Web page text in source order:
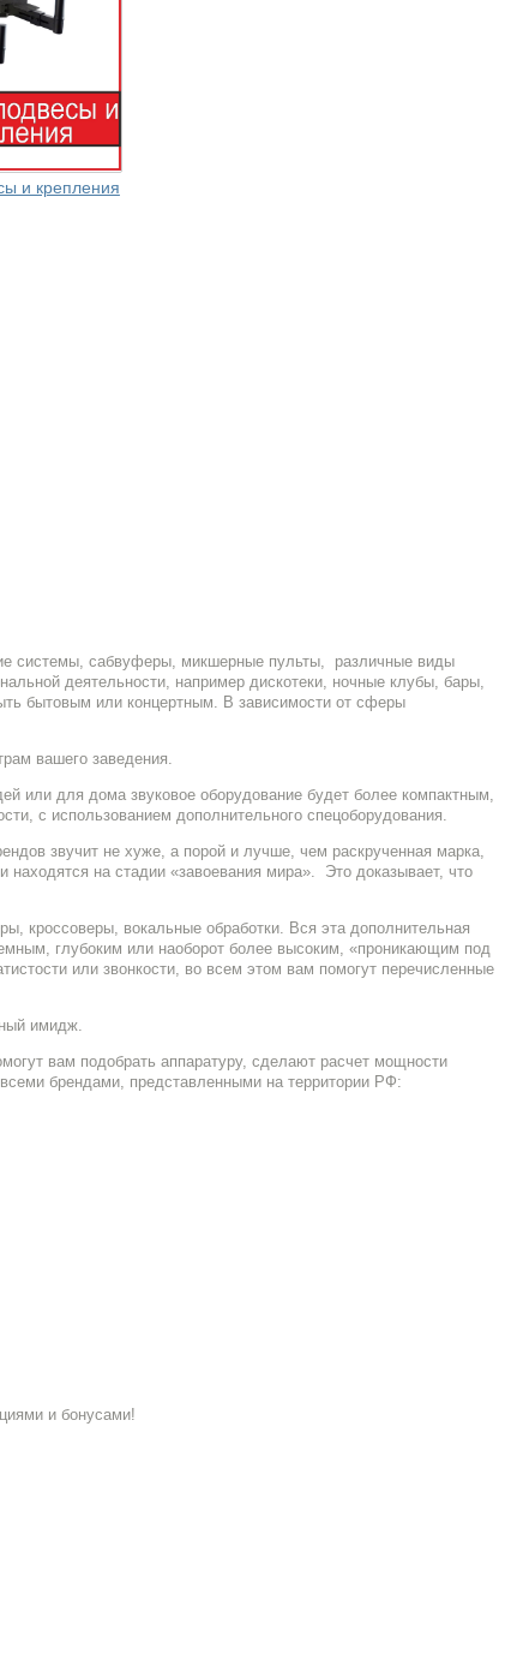
и крепления
системы, сабвуферы, микшерные пульты, различные виды
деятельности, например дискотеки, ночные клубы, бары,
бытовым или концертным. В зависимости от сферы
вашего заведения.
или для дома звуковое оборудование будет более компактным,
с использованием дополнительного спецоборудования.
звучит не хуже, а порой и лучше, чем раскрученная марка,
на стадии «завоевания мира». Это доказывает, что
кроссоверы, вокальные обработки. Вся эта дополнительная
глубоким или наоборот более высоким, «проникающим под
или звонкости, во всем этом вам помогут перечисленные
имидж.
вам подобрать аппаратуру, сделают расчет мощности
брендами, представленными на территории РФ:
и бонусами!